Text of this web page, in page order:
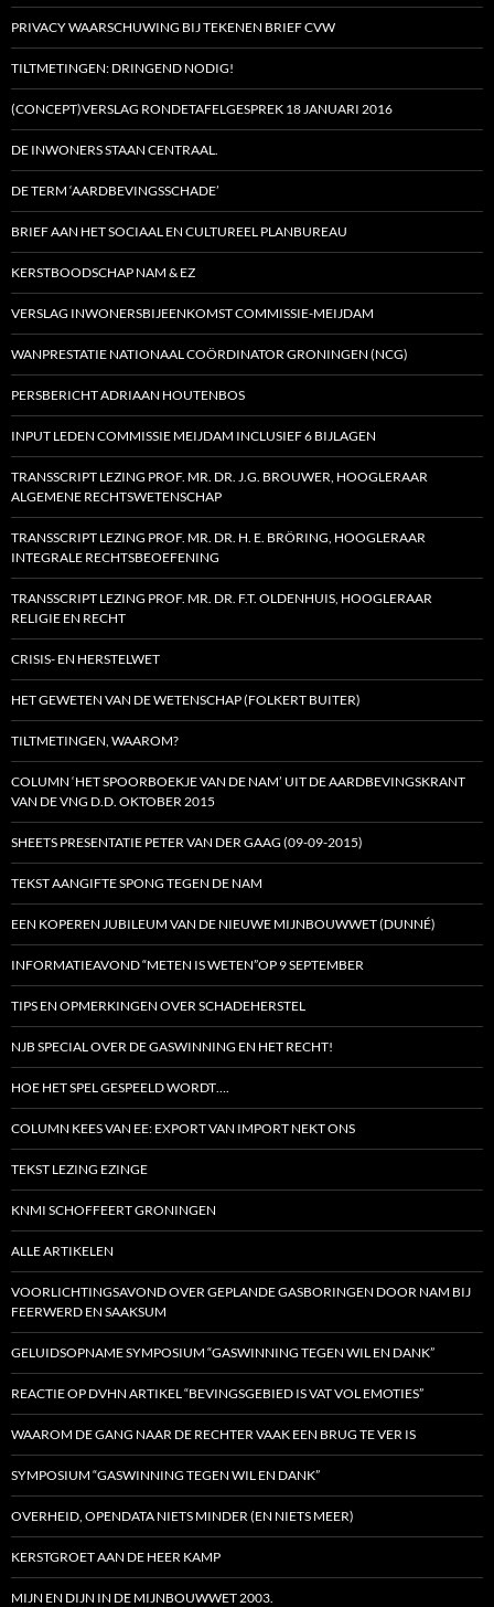
PRIVACY WAARSCHUWING BIJ TEKENEN BRIEF CVW
TILTMETINGEN: DRINGEND NODIG!
(CONCEPT)VERSLAG RONDETAFELGESPREK 18 JANUARI 2016
DE INWONERS STAAN CENTRAAL.
DE TERM ‘AARDBEVINGSSCHADE’
BRIEF AAN HET SOCIAAL EN CULTUREEL PLANBUREAU
KERSTBOODSCHAP NAM & EZ
VERSLAG INWONERSBIJEENKOMST COMMISSIE-MEIJDAM
WANPRESTATIE NATIONAAL COÖRDINATOR GRONINGEN (NCG)
PERSBERICHT ADRIAAN HOUTENBOS
INPUT LEDEN COMMISSIE MEIJDAM INCLUSIEF 6 BIJLAGEN
TRANSSCRIPT LEZING PROF. MR. DR. J.G. BROUWER, HOOGLERAAR
ALGEMENE RECHTSWETENSCHAP
TRANSSCRIPT LEZING PROF. MR. DR. H. E. BRÖRING, HOOGLERAAR
INTEGRALE RECHTSBEOEFENING
TRANSSCRIPT LEZING PROF. MR. DR. F.T. OLDENHUIS, HOOGLERAAR
RELIGIE EN RECHT
CRISIS- EN HERSTELWET
HET GEWETEN VAN DE WETENSCHAP (FOLKERT BUITER)
TILTMETINGEN, WAAROM?
COLUMN ‘HET SPOORBOEKJE VAN DE NAM’ UIT DE AARDBEVINGSKRANT
VAN DE VNG D.D. OKTOBER 2015
SHEETS PRESENTATIE PETER VAN DER GAAG (09-09-2015)
TEKST AANGIFTE SPONG TEGEN DE NAM
EEN KOPEREN JUBILEUM VAN DE NIEUWE MIJNBOUWWET (DUNNÉ)
INFORMATIEAVOND “METEN IS WETEN”OP 9 SEPTEMBER
TIPS EN OPMERKINGEN OVER SCHADEHERSTEL
NJB SPECIAL OVER DE GASWINNING EN HET RECHT!
HOE HET SPEL GESPEELD WORDT….
COLUMN KEES VAN EE: EXPORT VAN IMPORT NEKT ONS
TEKST LEZING EZINGE
KNMI SCHOFFEERT GRONINGEN
ALLE ARTIKELEN
VOORLICHTINGSAVOND OVER GEPLANDE GASBORINGEN DOOR NAM BIJ
FEERWERD EN SAAKSUM
GELUIDSOPNAME SYMPOSIUM “GASWINNING TEGEN WIL EN DANK”
REACTIE OP DVHN ARTIKEL “BEVINGSGEBIED IS VAT VOL EMOTIES”
WAAROM DE GANG NAAR DE RECHTER VAAK EEN BRUG TE VER IS
SYMPOSIUM “GASWINNING TEGEN WIL EN DANK”
OVERHEID, OPENDATA NIETS MINDER (EN NIETS MEER)
KERSTGROET AAN DE HEER KAMP
MIJN EN DIJN IN DE MIJNBOUWWET 2003.